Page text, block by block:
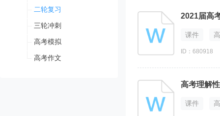
二轮复习
三轮冲刺
高考模拟
高考作文
2021届高
课件
ID：680918
高考理解
课件